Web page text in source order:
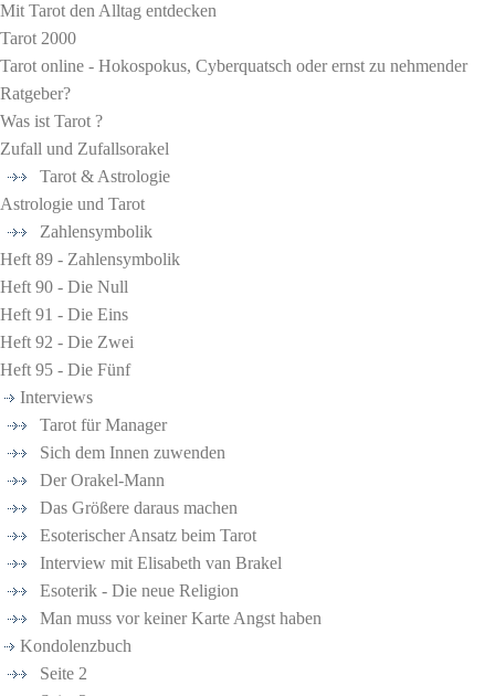
Mit Tarot den Alltag entdecken
Tarot 2000
Tarot online - Hokospokus, Cyberquatsch oder ernst zu nehmender
Ratgeber?
Was ist Tarot ?
Zufall und Zufallsorakel
Tarot & Astrologie
Astrologie und Tarot
Zahlensymbolik
Heft 89 - Zahlensymbolik
Heft 90 - Die Null
Heft 91 - Die Eins
Heft 92 - Die Zwei
Heft 95 - Die Fünf
Interviews
Tarot für Manager
Sich dem Innen zuwenden
Der Orakel-Mann
Das Größere daraus machen
Esoterischer Ansatz beim Tarot
Interview mit Elisabeth van Brakel
Esoterik - Die neue Religion
Man muss vor keiner Karte Angst haben
Kondolenzbuch
Seite 2